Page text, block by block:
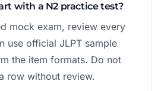
with a N2 practice test?
mock exam, review every
use official JLPT sample
the item formats. Do not
row without review.